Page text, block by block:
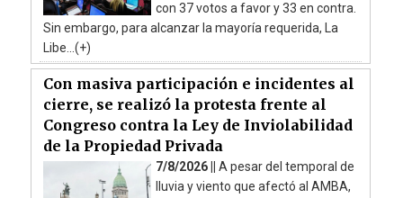
con 37 votos a favor y 33 en contra.
Sin embargo, para alcanzar la mayoría requerida, La
Libe...(+)
Con masiva participación e incidentes al
cierre, se realizó la protesta frente al
Congreso contra la Ley de Inviolabilidad
de la Propiedad Privada
7/8/2026 || A pesar del temporal de
lluvia y viento que afectó al AMBA,